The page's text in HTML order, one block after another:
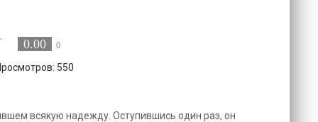
0.00 0
550
всякую надежду. Оступившись один раз, он